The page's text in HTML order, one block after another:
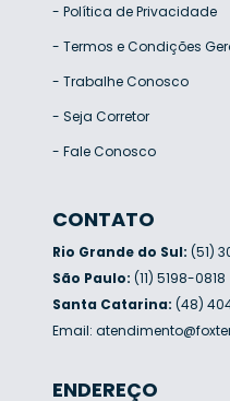
- Política de Privacidade
- Termos e Condições
- Trabalhe Conosco
- Seja Corretor
- Fale Conosco
CONTATO
Rio Grande do Sul: (51)
São Paulo: (11) 5198-0818
Santa Catarina: (48)
Email:
ENDEREÇO